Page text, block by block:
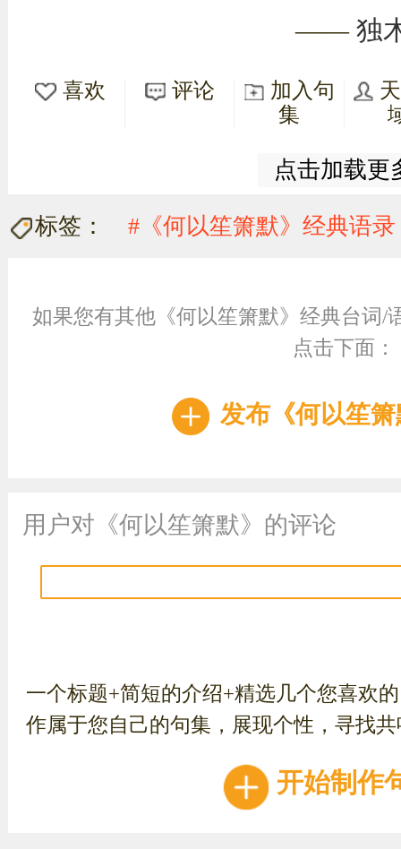
—— 独
喜欢 评论
加入句
集
点击加载更
标签： #《何以笙箫默》经典语录
如果您有其他《何以笙箫默》经典台词/
点击下面：
发布《何以笙
用户对《何以笙箫默》的评论
一个标题+简短的介绍+精选几个您喜欢
作属于您自己的句集，展现个性，寻找
开始制作